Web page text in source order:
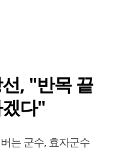
, "반목 끝
다"
는 군수, 효자군수